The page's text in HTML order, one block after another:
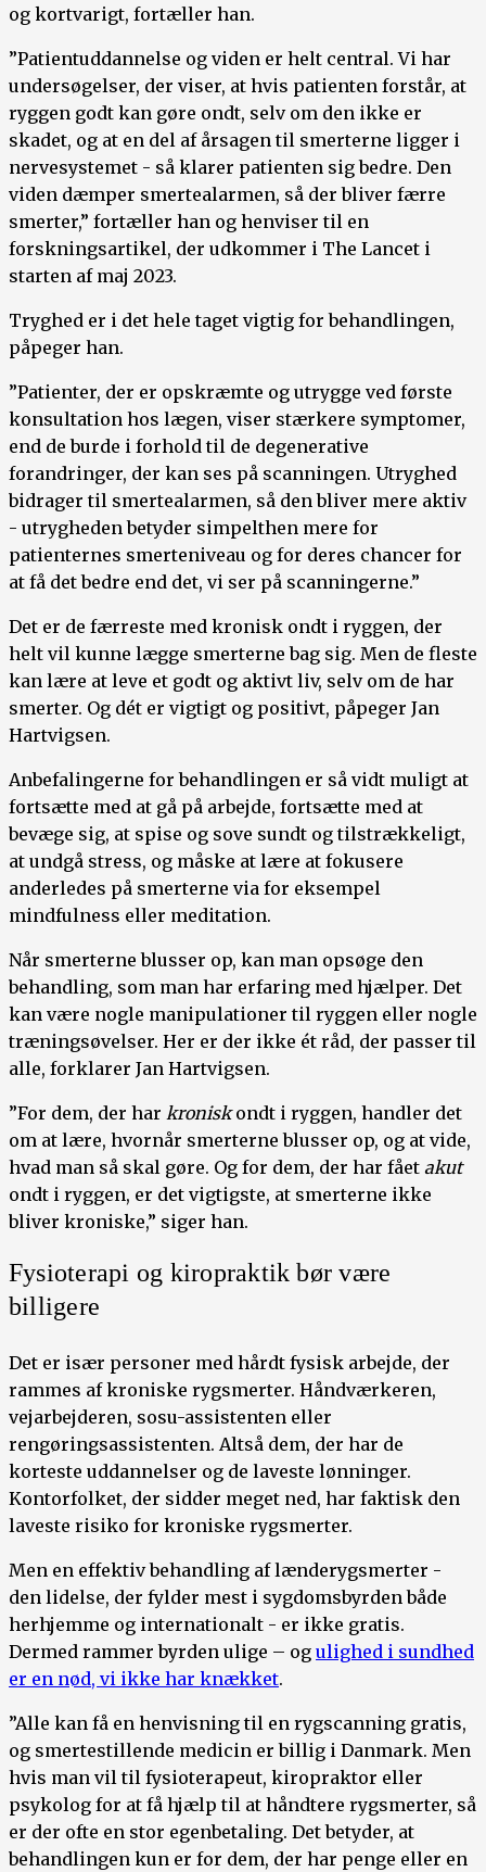
og kortvarigt, fortæller han.
”Patientuddannelse og viden er helt central. Vi har
undersøgelser, der viser, at hvis patienten forstår, at
ryggen godt kan gøre ondt, selv om den ikke er
skadet, og at en del af årsagen til smerterne ligger i
nervesystemet - så klarer patienten sig bedre. Den
viden dæmper smertealarmen, så der bliver færre
smerter,” fortæller han og henviser til en
forskningsartikel, der udkommer i The Lancet i
starten af maj 2023.
Tryghed er i det hele taget vigtig for behandlingen,
påpeger han.
”Patienter, der er opskræmte og utrygge ved første
konsultation hos lægen, viser stærkere symptomer,
end de burde i forhold til de degenerative
forandringer, der kan ses på scanningen. Utryghed
bidrager til smertealarmen, så den bliver mere aktiv
- utrygheden betyder simpelthen mere for
patienternes smerteniveau og for deres chancer for
at få det bedre end det, vi ser på scanningerne.”
Det er de færreste med kronisk ondt i ryggen, der
helt vil kunne lægge smerterne bag sig. Men de fleste
kan lære at leve et godt og aktivt liv, selv om de har
smerter. Og dét er vigtigt og positivt, påpeger Jan
Hartvigsen.
Anbefalingerne for behandlingen er så vidt muligt at
fortsætte med at gå på arbejde, fortsætte med at
bevæge sig, at spise og sove sundt og tilstrækkeligt,
at undgå stress, og måske at lære at fokusere
anderledes på smerterne via for eksempel
mindfulness eller meditation.
Når smerterne blusser op, kan man opsøge den
behandling, som man har erfaring med hjælper. Det
kan være nogle manipulationer til ryggen eller nogle
træningsøvelser. Her er der ikke ét råd, der passer til
alle, forklarer Jan Hartvigsen.
”For dem, der har kroniskondt i ryggen, handler det
om at lære, hvornår smerterne blusser op, og at vide,
hvad man så skal gøre. Og for dem, der har fået akut
ondt i ryggen, er det vigtigste, at smerterne ikke
bliver kroniske,” siger han.
Fysioterapi og kiropraktik bør være
billigere
Det er især personer med hårdt fysisk arbejde, der
rammes af kroniske rygsmerter. Håndværkeren,
vejarbejderen, sosu-assistenten eller
rengøringsassistenten. Altså dem, der har de
korteste uddannelser og de laveste lønninger.
Kontorfolket, der sidder meget ned, har faktisk den
laveste risiko for kroniske rygsmerter.
Men en effektiv behandling af lænderygsmerter -
den lidelse, der fylder mest i sygdomsbyrden både
herhjemme og internationalt - er ikke gratis.
Dermed rammer byrden ulige – og ulighed i sundhed
er en nød, vi ikke har knækket.
”Alle kan få en henvisning til en rygscanning gratis,
og smertestillende medicin er billig i Danmark. Men
hvis man vil til fysioterapeut, kiropraktor eller
psykolog for at få hjælp til at håndtere rygsmerter, så
er der ofte en stor egenbetaling. Det betyder, at
behandlingen kun er for dem, der har penge eller en